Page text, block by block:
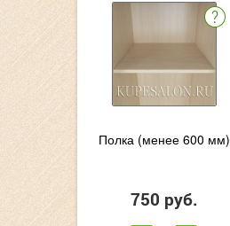
Полка (менее 600 мм)
750 руб.